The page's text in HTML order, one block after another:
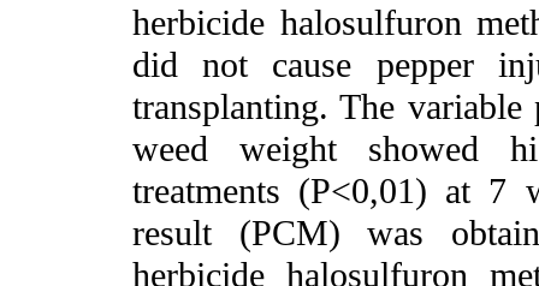
herbicide halosulfuron
did not cause pepper
transplanting. The
weed weight showed
treatments (P<0,01) at 7
result (PCM) was
herbicide halosulfuron